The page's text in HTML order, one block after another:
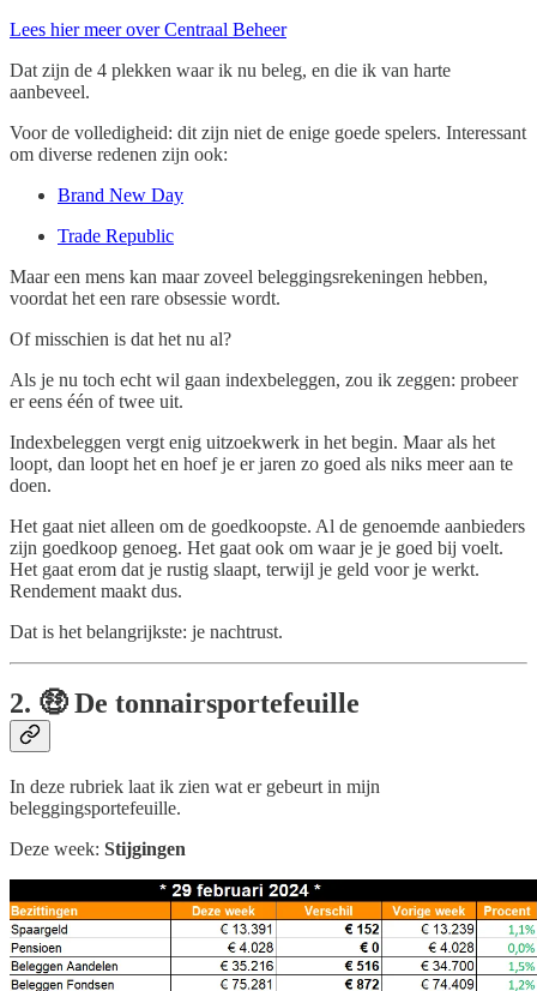
Lees hier meer over Centraal Beheer
Dat zijn de 4 plekken waar ik nu beleg, en die ik van harte
aanbeveel.
Voor de volledigheid: dit zijn niet de enige goede spelers. Interessant
om diverse redenen zijn ook:
Brand New Day
Trade Republic
Maar een mens kan maar zoveel beleggingsrekeningen hebben,
voordat het een rare obsessie wordt.
Of misschien is dat het nu al?
Als je nu toch echt wil gaan indexbeleggen, zou ik zeggen: probeer
er eens één of twee uit.
Indexbeleggen vergt enig uitzoekwerk in het begin. Maar als het
loopt, dan loopt het en hoef je er jaren zo goed als niks meer aan te
doen.
Het gaat niet alleen om de goedkoopste. Al de genoemde aanbieders
zijn goedkoop genoeg. Het gaat ook om waar je je goed bij voelt.
Het gaat erom dat je rustig slaapt, terwijl je geld voor je werkt.
Rendement maakt dus.
Dat is het belangrijkste: je nachtrust.
2. 🤑 De tonnairsportefeuille
In deze rubriek laat ik zien wat er gebeurt in mijn
beleggingsportefeuille.
Deze week: Stijgingen